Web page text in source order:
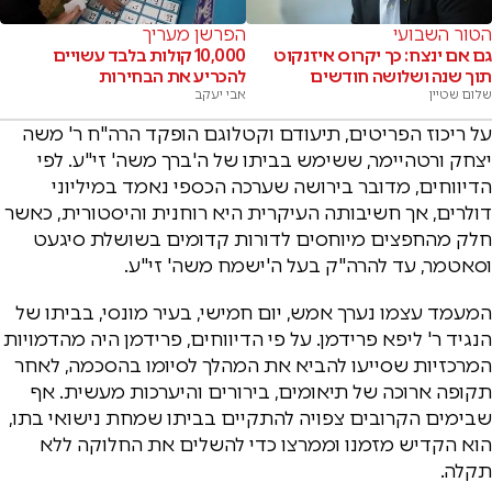
הטור השבועי
גם אם ינצח: כך יקרוס איזנקוט
תוך שנה ושלושה חודשים
שלום שטיין
הפרשן מעריך
10,000 קולות בלבד עשויים
להכריע את הבחירות
אבי יעקב
על ריכוז הפריטים, תיעודם וקטלוגם הופקד הרה"ח ר' משה
יצחק ורטהיימר, ששימש בביתו של ה'ברך משה' זי"ע. לפי
הדיווחים, מדובר בירושה שערכה הכספי נאמד במיליוני
דולרים, אך חשיבותה העיקרית היא רוחנית והיסטורית, כאשר
חלק מהחפצים מיוחסים לדורות קדומים בשושלת סיגעט
וסאטמר, עד להרה"ק בעל ה'ישמח משה' זי"ע.
המעמד עצמו נערך אמש, יום חמישי, בעיר מונסי, בביתו של
הנגיד ר' ליפא פרידמן. על פי הדיווחים, פרידמן היה מהדמויות
המרכזיות שסייעו להביא את המהלך לסיומו בהסכמה, לאחר
תקופה ארוכה של תיאומים, בירורים והיערכות מעשית. אף
שבימים הקרובים צפויה להתקיים בביתו שמחת נישואי בתו,
הוא הקדיש מזמנו וממרצו כדי להשלים את החלוקה ללא
תקלה.